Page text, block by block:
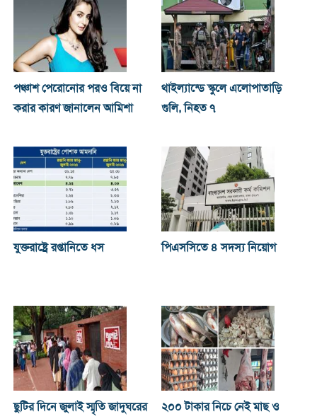
পঞ্চাশ পেরোনোর পরও বিয়ে না
করার কারণ জানালেন আমিশা
থাইল্যান্ডে স্কুলে এলোপাতাড়ি
গুলি, নিহত ৭
যুক্তরাষ্ট্রে রপ্তানিতে ধস পিএসসিতে ৪ সদস্য নিয়োগ
ছুটির দিনে জুলাই স্মৃতি জাদুঘরের
২০০ টাকার নিচে নেই মাছ ও